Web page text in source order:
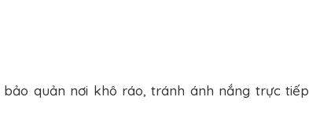
quản nơi khô ráo, tránh ánh nắng trực